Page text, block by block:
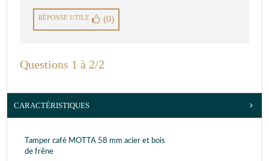
RÉPONSE UTILE (0)
Questions 1 à 2/2
CARACTÉRISTIQUES
Tamper café MOTTA 58 mm acier et bois
de frêne